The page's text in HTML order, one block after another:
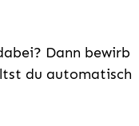
Dann bewirb
du automatisch